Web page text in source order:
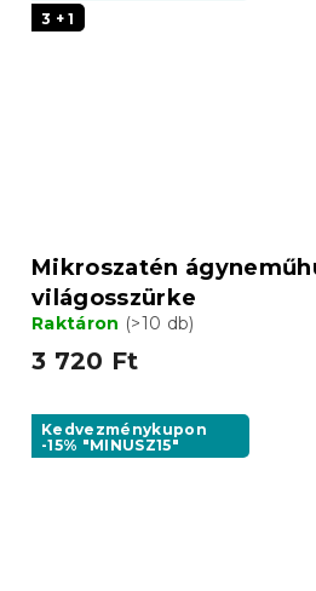
3 + 1
Mikroszatén
világosszürke
Raktáron (>10 db)
3 720 Ft
Kedvezménykupon
-15% "MINUSZ15"